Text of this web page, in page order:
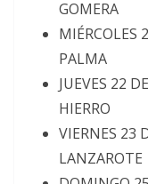
GOMERA
MIÉRCOLES
PALMA
JUEVES 22
HIERRO
VIERNES 23
LANZAROTE